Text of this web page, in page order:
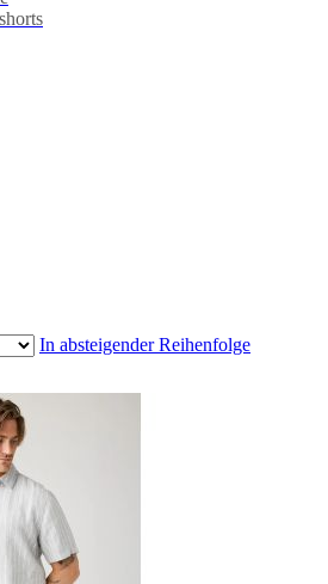
In absteigender Reihenfolge